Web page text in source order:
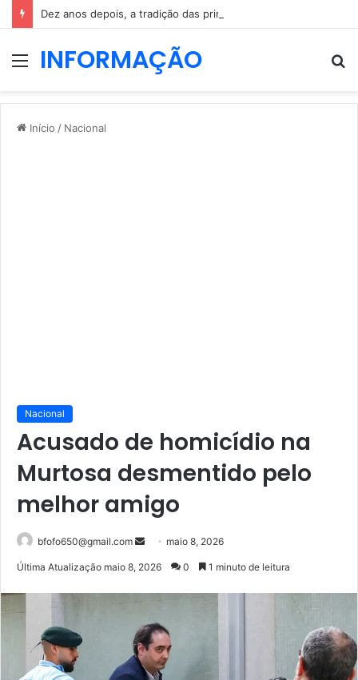
MenuINFORMAÇÃO
Início / Nacional
Nacional
Acusado de homicídio na
Murtosa desmentido pelo
melhor amigo
bfofo650@gmail.com
Mandemaio 8, 2026
Última Atualização maio 8, 2026 0 1 minuto de leitura